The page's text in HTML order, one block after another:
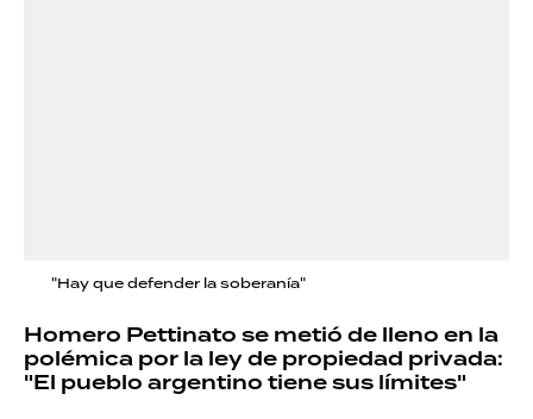
"Hay que defender la soberanía"
Homero Pettinato se metió de lleno en la
polémica por la ley de propiedad privada:
"El pueblo argentino tiene sus límites"